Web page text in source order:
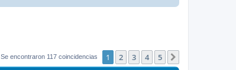
Se encontraron 117 coincidencias 1 2 3 4 5